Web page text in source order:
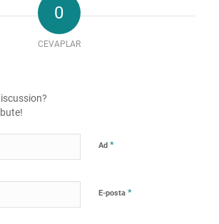
0
CEVAPLAR
Ad *
E-posta *